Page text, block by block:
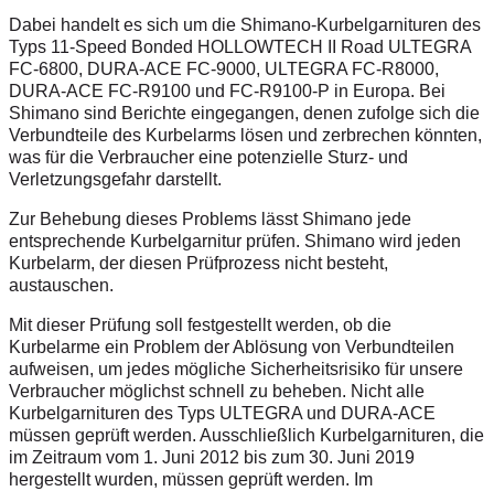
Dabei handelt es sich um die Shimano-Kurbelgarnituren des
Typs 11-Speed Bonded HOLLOWTECH II Road ULTEGRA
FC-6800, DURA-ACE FC-9000, ULTEGRA FC-R8000,
DURA-ACE FC-R9100 und FC-R9100-P in Europa. Bei
Shimano sind Berichte eingegangen, denen zufolge sich die
Verbundteile des Kurbelarms lösen und zerbrechen könnten,
was für die Verbraucher eine potenzielle Sturz- und
Verletzungsgefahr darstellt.
Zur Behebung dieses Problems lässt Shimano jede
entsprechende Kurbelgarnitur prüfen. Shimano wird jeden
Kurbelarm, der diesen Prüfprozess nicht besteht,
austauschen.
Mit dieser Prüfung soll festgestellt werden, ob die
Kurbelarme ein Problem der Ablösung von Verbundteilen
aufweisen, um jedes mögliche Sicherheitsrisiko für unsere
Verbraucher möglichst schnell zu beheben. Nicht alle
Kurbelgarnituren des Typs ULTEGRA und DURA-ACE
müssen geprüft werden. Ausschließlich Kurbelgarnituren, die
im Zeitraum vom 1. Juni 2012 bis zum 30. Juni 2019
hergestellt wurden, müssen geprüft werden. Im